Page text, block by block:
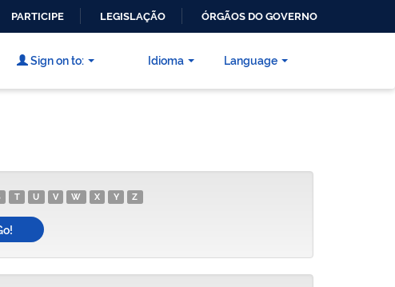
PARTICIPE LEGISLAÇÃO ÓRGÃOS DO GOVERNO
Language
Sign on to: Idioma
T U V W X Y Z